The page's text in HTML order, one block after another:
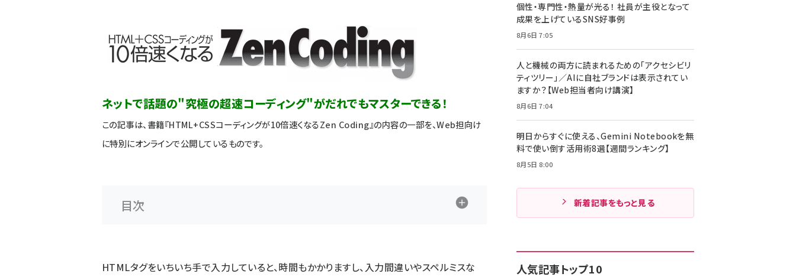
ネットで話題の"究極の超速コーディング"がだれでもマスターできる！
この記事は、書籍『HTML+CSSコーディングが10倍速くなるZen Coding』の内容の一部を、Web担向け
に特別にオンラインで公開しているものです。
目次
HTMLタグをいちいち手で入力していると、時間もかかりますし、入力間違いやスペルミスな
個性・専門性・熱量が光る！ 社員が主役となって
成果を上げているSNS好事例
8月6日 7:05
人と機械の両方に読まれるための「アクセシビリ
ティツリー」／AIに自社ブランドは表示されてい
ますか？【Web担当者向け講演】
8月6日 7:04
明日からすぐに使える、Gemini Notebookを無
料で使い倒す活用術8選【週間ランキング】
8月5日 8:00
新着記事をもっと見る
人気記事トップ10